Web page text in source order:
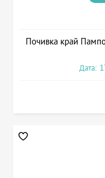
Почивка край
Дата: